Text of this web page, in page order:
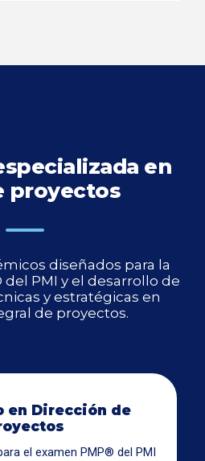
en
proyectos
diseñados para la
PMI y el desarrollo de
y estratégicas en
de proyectos.
en Dirección de
el examen PMP® del PMI